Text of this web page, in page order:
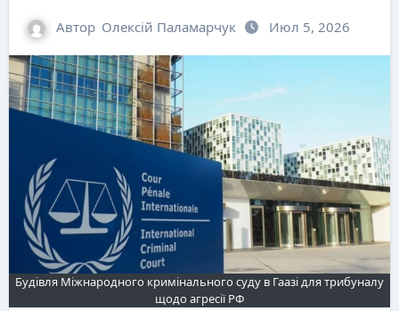
Автор Олексій Паламарчук Июл 5, 2026
Будівля Міжнародного кримінального суду в Гаазі для трибуналу
щодо агресії РФ